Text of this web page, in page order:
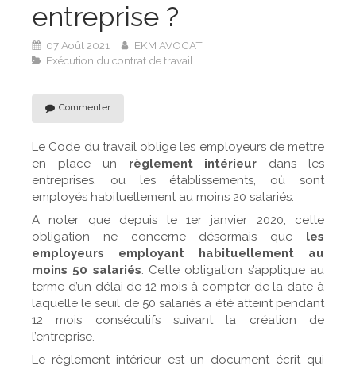
entreprise ?
07 Août 2021
EKM AVOCAT
Exécution du contrat de travail
Commenter
Le Code du travail oblige les employeurs de mettre
en place un règlement intérieur dans les
entreprises, ou les établissements, où sont
employés habituellement au moins 20 salariés.
A noter que depuis le 1er janvier 2020, cette
obligation ne concerne désormais que les
employeurs employant habituellement au
moins 50 salariés . Cette obligation s’applique au
terme d’un délai de 12 mois à compter de la date à
laquelle le seuil de 50 salariés a été atteint pendant
12 mois consécutifs suivant la création de
l’entreprise.
Le règlement intérieur est un document écrit qui